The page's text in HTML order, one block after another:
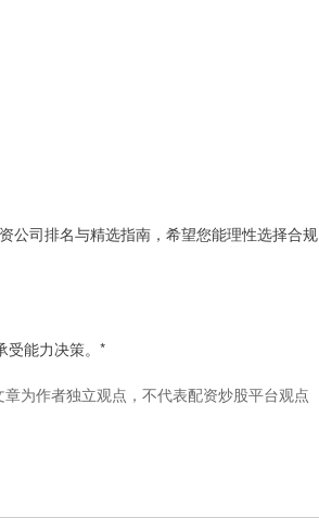
公司排名与精选指南，希望您能理性选择合规
受能力决策。*
章为作者独立观点，不代表配资炒股平台观点